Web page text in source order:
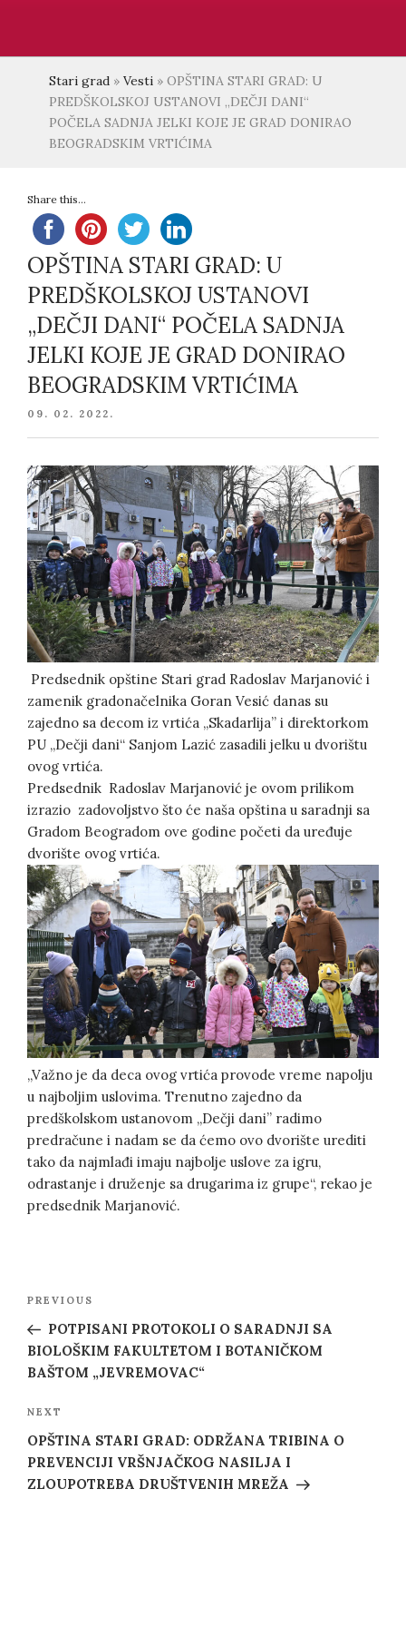
Stari grad » Vesti » OPŠTINA STARI GRAD: U
PREDŠKOLSKOJ USTANOVI „DEČJI DANI“
POČELA SADNJA JELKI KOJE JE GRAD DONIRAO
BEOGRADSKIM VRTIĆIMA
Share this...
OPŠTINA STARI GRAD: U
PREDŠKOLSKOJ USTANOVI
„DEČJI DANI“ POČELA SADNJA
JELKI KOJE JE GRAD DONIRAO
BEOGRADSKIM VRTIĆIMA
POSTED
09. 02. 2022.
Predsednik opštine Stari grad Radoslav Marjanović i
zamenik gradonačelnika Goran Vesić danas su
zajedno sa decom iz vrtića „Skadarlija” i direktorkom
PU „Dečji dani“ Sanjom Lazić zasadili jelku u dvorištu
ovog vrtića.
Predsednik Radoslav Marjanović je ovom prilikom
izrazio zadovoljstvo što će naša opština u saradnji sa
Gradom Beogradom ove godine početi da uređuje
dvorište ovog vrtića.
„Važno je da deca ovog vrtića provode vreme napolju
u najboljim uslovima. Trenutno zajedno da
predškolskom ustanovom „Dečji dani” radimo
predračune i nadam se da ćemo ovo dvorište urediti
tako da najmlađi imaju najbolje uslove za igru,
odrastanje i druženje sa drugarima iz grupe“, rekao je
predsednik Marjanović.
Previous
Post
PREVIOUS
POTPISANI PROTOKOLI O SARADNJI SA
BIOLOŠKIM FAKULTETOM I BOTANIČKOM
BAŠTOM „JEVREMOVAC“
Next
Post
NEXT
OPŠTINA STARI GRAD: ODRŽANA TRIBINA O
PREVENCIJI VRŠNJAČKOG NASILJA I
ZLOUPOTREBA DRUŠTVENIH MREŽA